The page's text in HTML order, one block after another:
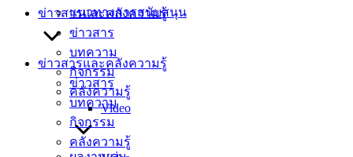
แนวทางการสนับสนุน
ข่าวสารและคลังความรู้
ข่าวสาร
บทความ
กิจกรรม
คลังความรู้
ข่าวสารและคลังความรู้
ข่าวสาร
บทความ
กิจกรรม
คลังความรู้
Video